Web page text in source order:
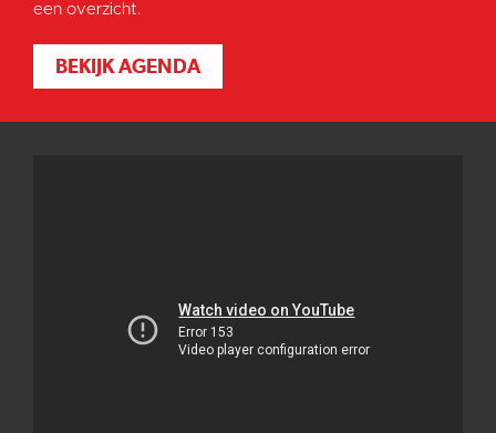
een overzicht.
BEKIJK AGENDA